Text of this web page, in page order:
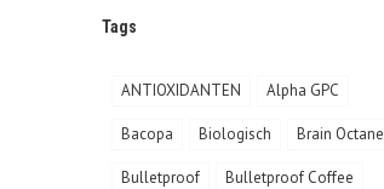
Tags
ANTIOXIDANTEN Alpha GPC
Bacopa Biologisch Brain Octane
Bulletproof Bulletproof Coffee